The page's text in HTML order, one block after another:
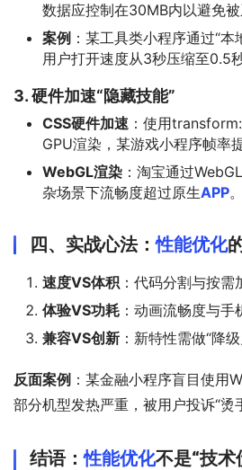
数据应控制在30MB内以避免被
案例 ：某工具类小程序通过“
用户打开速度从3秒压缩至0.5秒
3. 硬件加速“隐藏技能”
CSS硬件加速 ：使用
GPU渲染，某游戏小程序帧率
WebGL渲染 ：淘宝通过
杂场景下流畅度超过原生APP。
四、实战心法：性能优化
速度VS体积 ：代码分割与按需
体验VS功耗 ：动画流畅度与手
兼容VS创新 ：新特性需做“降级
反面案例 ：某金融小程序盲目使用
部分机型发热严重，被用户投诉“烫
结语：性能优化不是“技术